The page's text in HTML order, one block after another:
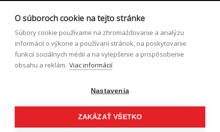
Môj profil
Zabudnuté heslo
Formulár pre odstúpenie od zmluvy
O súboroch cookie na tejto stránke
Súbory cookie používame na zhromažďovanie a analýzu
informácií o výkone a používaní stránok, na poskytovanie
funkcií sociálnych médií a na vylepšenie a prispôsobenie
obsahu a reklám. Viac informácií
Nastavenia
ZAKÁZAŤ VŠETKO